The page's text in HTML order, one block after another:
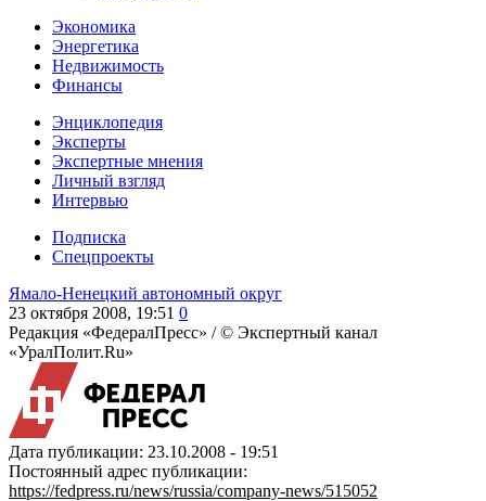
Экономика
Энергетика
Недвижимость
Финансы
Энциклопедия
Эксперты
Экспертные мнения
Личный взгляд
Интервью
Подписка
Спецпроекты
Ямало-Ненецкий автономный округ
23 октября 2008, 19:51 0
Редакция «ФедералПресс» /© Экспертный канал
«УралПолит.Ru»
Дата публикации: 23.10.2008 - 19:51
Постоянный адрес публикации:
https://fedpress.ru/news/russia/company-news/515052